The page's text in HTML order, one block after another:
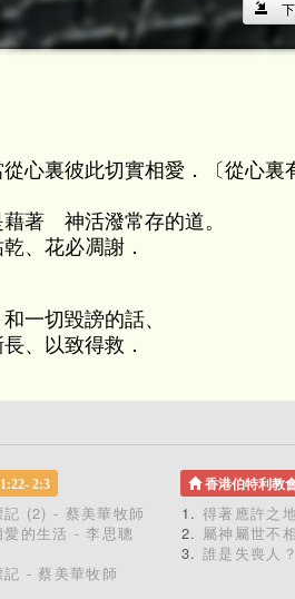
下
心裏彼此切實相愛．〔從心裏
著 神活潑常存的道。
、花必凋謝．
一切毀謗的話、
、以致得救．
2:3
記 (2) - 蔡美華牧師
愛的生活 - 李思聰
記 - 蔡美華牧師
香港伯特利教
得著應許之
屬神屬世不
誰是失喪人？